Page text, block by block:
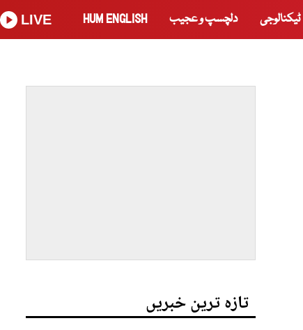
ٹیکنالوجی دلچسپ و عجیب HUM ENGLISH
LIVE
تازہ ترین خبریں